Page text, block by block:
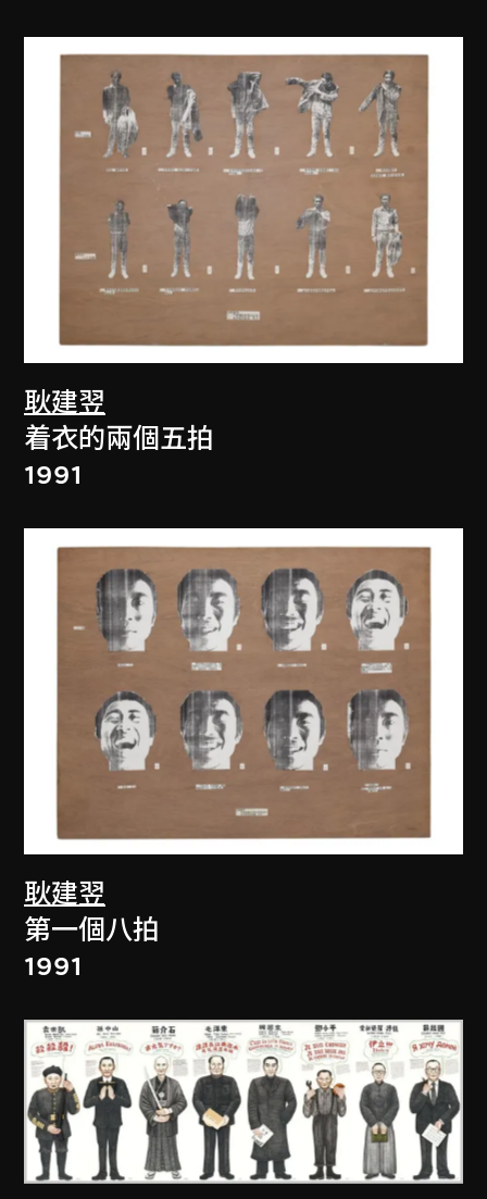
耿建翌
着衣的兩個五拍
1991
耿建翌
第一個八拍
1991